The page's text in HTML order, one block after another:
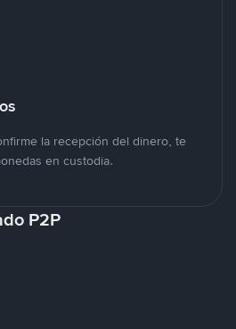
la recepción del dinero, te
en custodia.
P2P